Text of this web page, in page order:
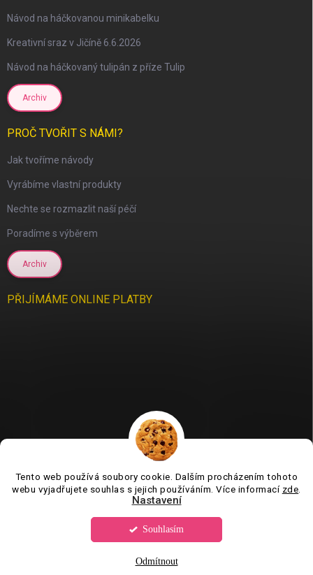
Tento web používá soubory cookie. Dalším procházením tohoto
webu vyjadřujete souhlas s jejich používáním. Více informací zde
Nastavení
Odmítnout
Souhlasím
Návod na háčkovanou minikabelku
Kreativní sraz v Jičíně 6.6.2026
Návod na háčkovaný tulipán z příze Tulip
Archiv
PROČ TVOŘIT S NÁMI?
Jak tvoříme návody
Vyrábíme vlastní produkty
Nechte se rozmazlit naší péčí
Poradíme s výběrem
Archiv
PŘIJÍMÁME ONLINE PLATBY
Jsme tu pro vás už 11 let❤️
Vytvořil Shoptet
Tvorboshop.cz. Všechna práva vyhrazena.
nastavení cookies